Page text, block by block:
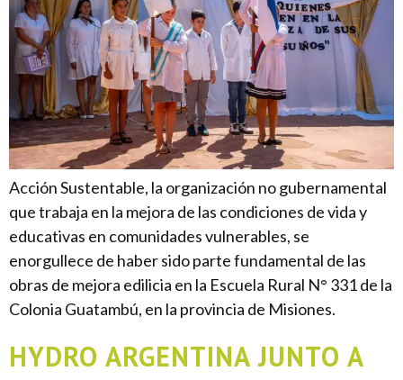
Acción Sustentable, la organización no gubernamental
que trabaja en la mejora de las condiciones de vida y
educativas en comunidades vulnerables, se
enorgullece de haber sido parte fundamental de las
obras de mejora edilicia en la Escuela Rural N° 331 de la
Colonia Guatambú, en la provincia de Misiones.
HYDRO ARGENTINA JUNTO A